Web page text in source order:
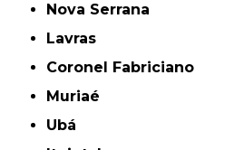
Nova Serrana
Lavras
Coronel Fabriciano
Muriaé
Ubá